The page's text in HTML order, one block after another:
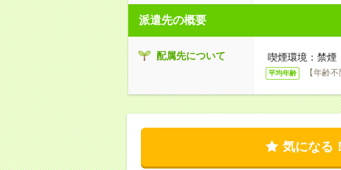
派遣先の概要
配属先について 喫煙環境：禁煙
平均年齢 【年齢
気になる！